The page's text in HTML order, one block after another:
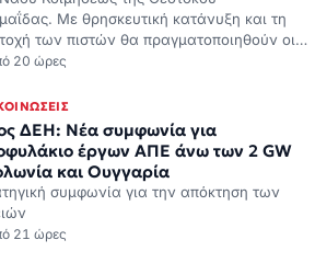
ΔΕΗ: Νέα συμφωνία για
και Ουγγαρία
συμφωνία για την απόκτηση των
21 ώρες
Παπαδόπουλος: “Το τελευταίο